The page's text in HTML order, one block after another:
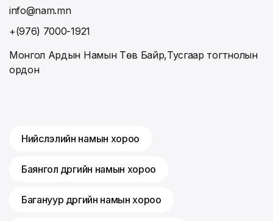
info@nam.mn
+(976) 7000-1921
Монгол Ардын Намын Төв Байр,Тусгаар тогтнолын
ордон
Нийслэлийн намын хороо
Баянгол дүүргийн намын хороо
Багануур дүүргийн намын хороо